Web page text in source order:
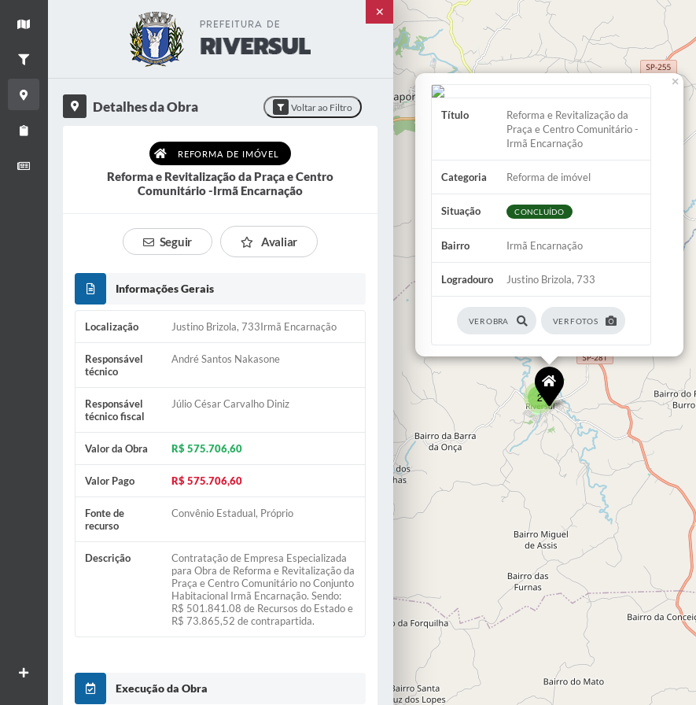
2
Título
Reforma e Revitalização da
Praça e Centro Comunitário -
Irmã Encarnação
Categoria Reforma de imóvel
Situação CONCLUÍDO
Bairro Irmã Encarnação
Logradouro Justino Brizola, 733
VER OBRA VER FOTOS
×
Ver mapa
Filtrar Obras
Detalhes da Obra
Relatório de Obras
Boletim informativo
Aumentar textos
✕
Detalhes da Obra Voltar ao Filtro
REFORMA DE IMÓVEL
Reforma e Revitalização da Praça e Centro
Comunitário -Irmã Encarnação
Seguir Avaliar
Informações Gerais
Localização Justino Brizola, 733Irmã Encarnação
Responsável
técnico
André Santos Nakasone
Responsável
técnico fiscal
Júlio César Carvalho Diniz
Valor da Obra R$ 575.706,60
Valor Pago R$ 575.706,60
Fonte de
recurso
Convênio Estadual, Próprio
Descrição
Contratação de Empresa Especializada
para Obra de Reforma e Revitalização da
Praça e Centro Comunitário no Conjunto
Habitacional Irmã Encarnação. Sendo:
R$ 501.841.08 de Recursos do Estado e
R$ 73.865,52 de contrapartida.
Execução da Obra